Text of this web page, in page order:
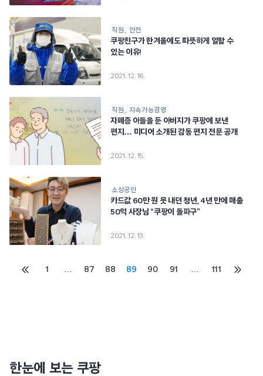
직원 안전
쿠팡친구가 한겨울에도 따뜻하게 일할 수
있는 이유!
2021. 12. 16.
직원 지속가능경영
자폐증 아들을 둔 아버지가 쿠팡에 보낸
편지… 미디어 소개된 감동 편지 전문 공개
2021. 12. 15.
소상공인
카드값 60만 원 못 내던 청년, 4년 만에 매출
50억 사장님 “쿠팡이 돌파구”
2021. 12. 13.
Posts
이전
1 … 87 88 89 90 91 … 111
다음
한눈에 보는 쿠팡